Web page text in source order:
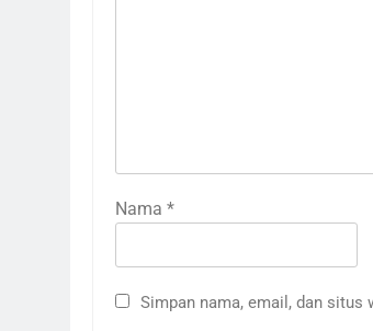
Nama *
Simpan nama, email, dan situs